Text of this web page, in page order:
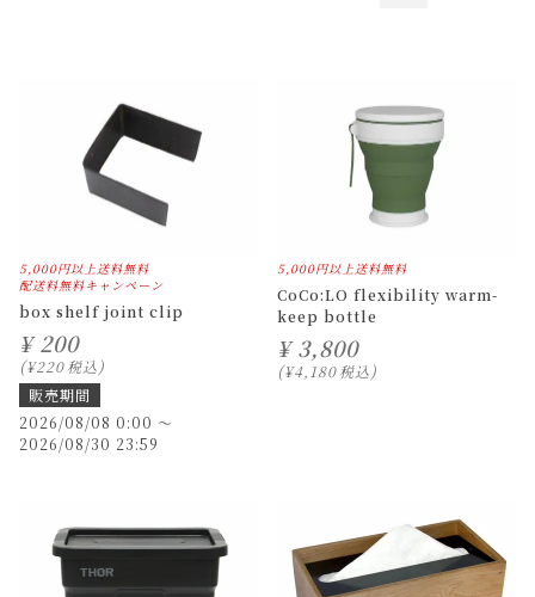
5,000円以上送料無料
配送料無料キャンペーン
box shelf joint clip
¥ 200
¥220税込
販売期間
2026/08/08 0:00 〜
2026/08/30 23:59
5,000円以上送料無料
CoCo:LO flexibility warm-
keep bottle
¥ 3,800
¥4,180税込